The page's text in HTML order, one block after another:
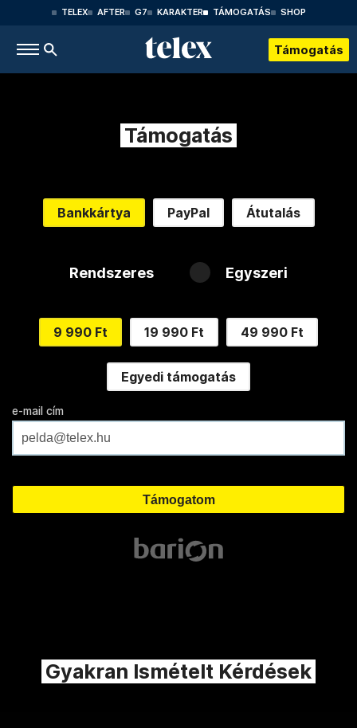
TELEX AFTER G7 KARAKTER TÁMOGATÁS SHOP
Támogatás
Támogatás
Bankkártya PayPal Átutalás
Rendszeres Egyszeri
9 990 Ft 19 990 Ft 49 990 Ft
Egyedi támogatás
e-mail cím
Gyakran Ismételt Kérdések